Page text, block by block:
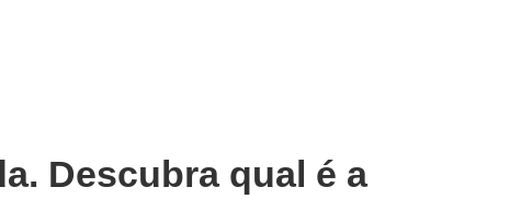
Descubra qual é a